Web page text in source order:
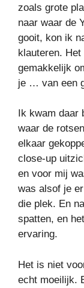
zoals grote
naar waar de
gooit, kon ik
klauteren.
gemakkelijk
je … van een
Ik kwam
waar de
elkaar
close-up
en voor mij
was alsof je
die plek. En
spatten, en
ervaring.
Het is niet
echt moeilijk.